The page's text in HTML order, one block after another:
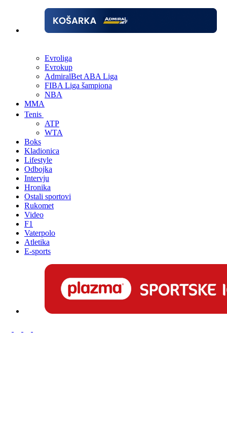
Evroliga
Evrokup
AdmiralBet ABA Liga
FIBA Liga šampiona
NBA
MMA
Tenis
ATP
WTA
Boks
Kladionica
Lifestyle
Odbojka
Intervju
Hronika
Ostali sportovi
Rukomet
Video
F1
Vaterpolo
Atletika
E-sports